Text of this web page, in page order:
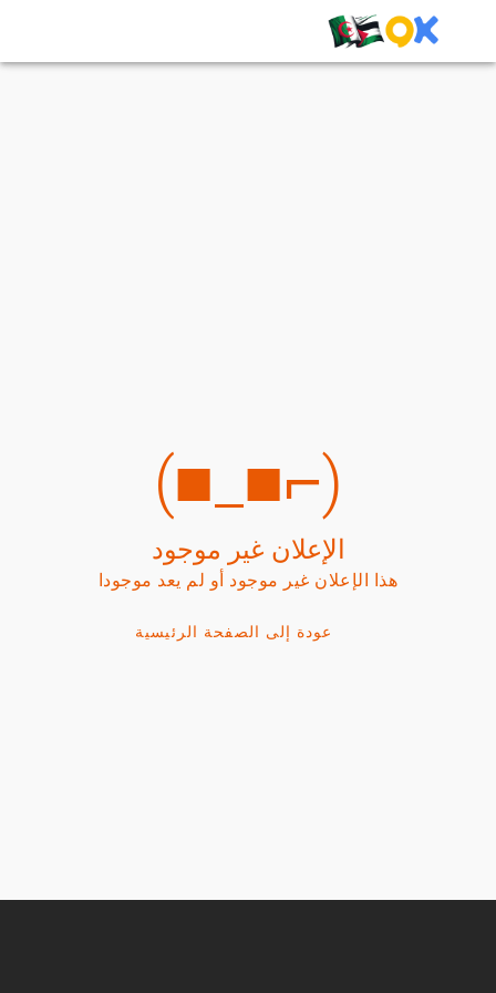
(⌐■_■)
الإعلان غير موجود
هذا الإعلان غير موجود أو لم يعد موجودا
عودة إلى الصفحة الرئيسية